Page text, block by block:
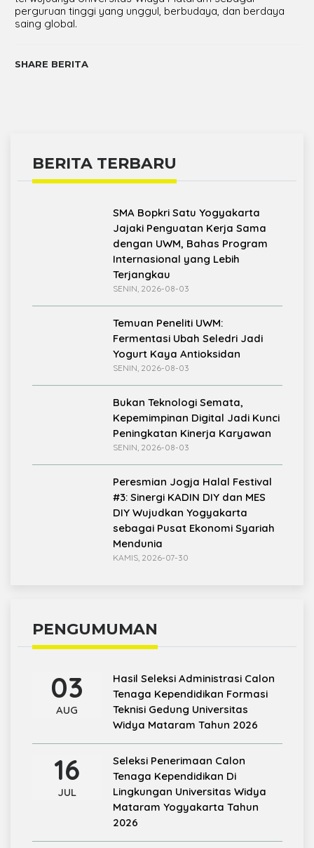
perguruan tinggi yang unggul, berbudaya, dan berdaya
saing global.
SHARE BERITA
BERITA TERBARU
SMA Bopkri Satu Yogyakarta
Jajaki Penguatan Kerja Sama
dengan UWM, Bahas Program
Internasional yang Lebih
Terjangkau
SENIN, 2026-08-03
Temuan Peneliti UWM:
Fermentasi Ubah Seledri Jadi
Yogurt Kaya Antioksidan
SENIN, 2026-08-03
Bukan Teknologi Semata,
Kepemimpinan Digital Jadi Kunci
Peningkatan Kinerja Karyawan
SENIN, 2026-08-03
Peresmian Jogja Halal Festival
#3: Sinergi KADIN DIY dan MES
DIY Wujudkan Yogyakarta
sebagai Pusat Ekonomi Syariah
Mendunia
KAMIS, 2026-07-30
PENGUMUMAN
03
AUG
Hasil Seleksi Administrasi Calon
Tenaga Kependidikan Formasi
Teknisi Gedung Universitas
Widya Mataram Tahun 2026
16
JUL
Seleksi Penerimaan Calon
Tenaga Kependidikan Di
Lingkungan Universitas Widya
Mataram Yogyakarta Tahun
2026